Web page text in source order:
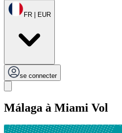
FR | EUR
se connecter
Málaga à Miami Vol